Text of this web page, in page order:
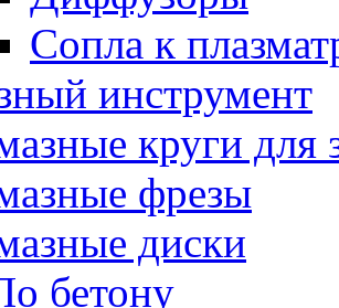
Сопла к
инструмент
круги для
фрезы
диски
бетону